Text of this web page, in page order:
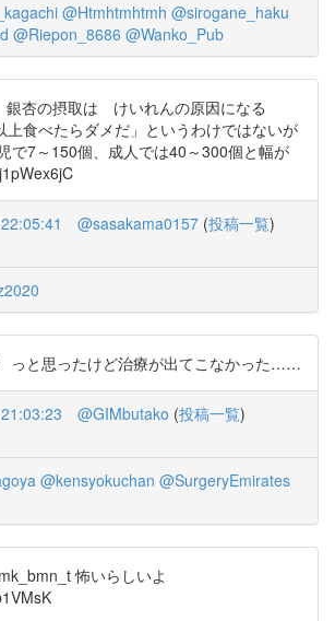
@Htmhtmhtmh @sirogane_haku
@Riepon_8686 @Wanko_Pub
銀杏の摂取は けいれんの原因になる
上食べたらダメだ」というわけではないが
で7～150個、成人では40～300個と幅が
@sasakama0157 (投稿一覧)
っと思ったけど治療が出てこなかった……
@GIMbutako (投稿一覧)
@kensyokuchan @SurgeryEmirates
怖いらしいよ